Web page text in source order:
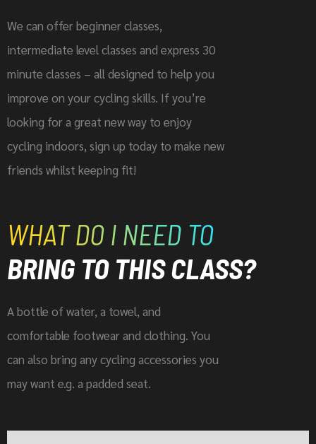
We can offer beginner classes,
intermediate level classes and express 30
minute classes – all designed to help you
improve on your cycling skills. If you’re
looking for a great new way to enjoy
cycling indoors, sign up today to make new
friends whilst keeping fit!
WHAT DO I NEED TO
BRING TO THIS CLASS?
A bottle of water, a towel, and
comfortable footwear and clothing. You
can also bring any cycling accessories you
may want e.g. a padded seat.